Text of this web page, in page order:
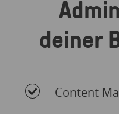
deiner
Content